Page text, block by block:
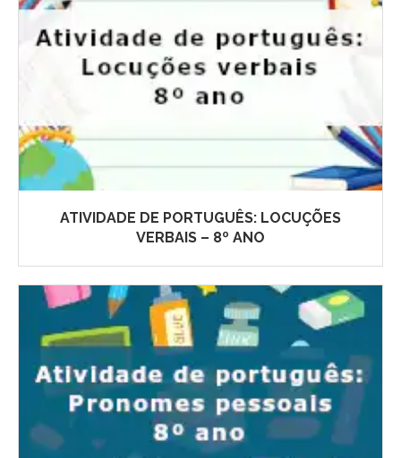
ATIVIDADE DE PORTUGUÊS: LOCUÇÕES
VERBAIS – 8º ANO